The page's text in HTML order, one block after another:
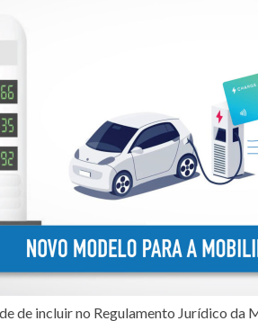
de incluir no Regulamento Jurídico